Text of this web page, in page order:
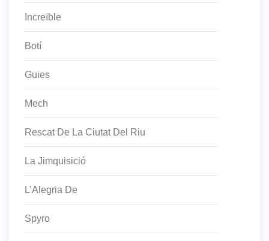
Increïble
Botí
Guies
Mech
Rescat De La Ciutat Del Riu
La Jimquisició
L’Alegria De
Spyro